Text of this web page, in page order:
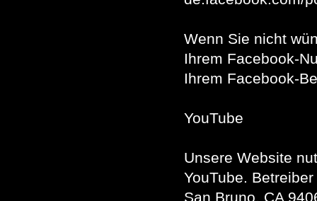
Wenn Sie nicht
Ihrem Facebook-
Ihrem Facebook-
YouTube
Unsere Website
YouTube.
San Bruno, CA